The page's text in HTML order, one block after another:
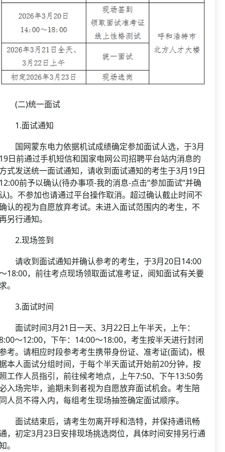
二)统一面试
面试通知
网蒙东电力依据机试成绩确定参加面试人选，于3月
日前通过手机短信和国家电网公司招聘平台站内消息的
式发送统一面试通知，请收到面试通知的考生于3月19日
前予以确认(待办事项-我的消息-点击“参加面试”并确
)。不参加也请通过平台操作取消。超过确认截止时间不
认的视为自愿放弃考试。未进入面试范围内的考生，不
另行通知。
现场签到
收到面试通知并确认参考的考生，于3月20日14:00
18:00，前往考点现场领取面试准考证，阅知面试有关要
。
面试时间
试时间3月21日一天、3月22日上午半天，上午：
～12:00，下午：14:00～18:00，考生按半天进行封闭
考。请相应时段参考考生携带身份证、准考证(面试)，根
本人面试分组时间，于每个半天面试开始前20分钟，按
工作人员指引，前往候考地点，上午7:50、下午13:50务
入场完毕，逾期未到者视为自愿放弃面试机会。考生陪
人员不得入内，每组考生现场抽签确定面试顺序。
试结束后，请考生勿离开呼和浩特，并保持通讯畅
，初定3月23日安排现场挑选岗位，具体时间安排另行通
。